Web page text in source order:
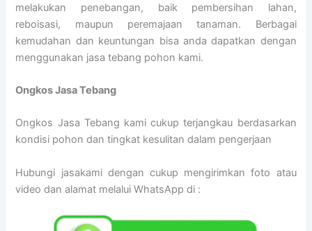
melakukan penebangan, baik pembersihan lahan,
reboisasi, maupun peremajaan tanaman. Berbagai
kemudahan dan keuntungan bisa anda dapatkan dengan
menggunakan jasa tebang pohon kami.
Ongkos Jasa Tebang
Ongkos Jasa Tebang kami cukup terjangkau berdasarkan
kondisi pohon dan tingkat kesulitan dalam pengerjaan
Hubungi jasakami dengan cukup mengirimkan foto atau
video dan alamat melalui WhatsApp di :